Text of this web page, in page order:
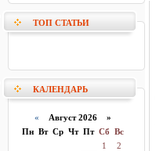
ТОП СТАТЬИ
КАЛЕНДАРЬ
« Август 2026 »
Пн Вт Ср Чт Пт Сб Вс
1
2